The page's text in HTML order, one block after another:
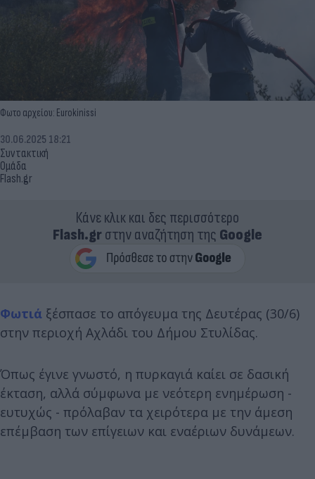
Φωτο αρχείου: Eurokinissi
Συντακτική
Ομάδα
Flash.gr
30.06.2025 18:21
Κάνε κλικ και δες περισσότερο
Flash.grστην αναζήτηση της Google
Φωτιά ξέσπασε το απόγευμα της Δευτέρας (30/6)
στην περιοχή Αχλάδι του Δήμου Στυλίδας.
Όπως έγινε γνωστό, η πυρκαγιά καίει σε δασική
έκταση, αλλά σύμφωνα με νεότερη ενημέρωση -
ευτυχώς - πρόλαβαν τα χειρότερα με την άμεση
επέμβαση των επίγειων και εναέριων δυνάμεων.